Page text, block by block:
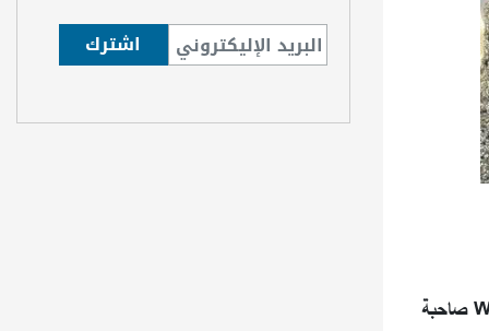
بعد شهر واحد من صدوره، حقق فيلم "Barbie" إيرادات تجاوزت 1.3 مليار دولار في جميع أنحاء العالم، مما جعل شركة Warner Bros صاحبة